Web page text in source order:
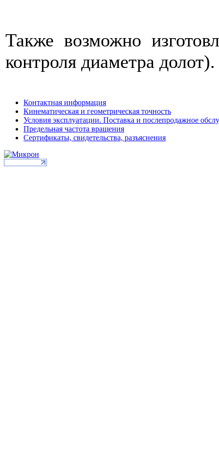
Также возможно
контроля диаметра долот).
Контактная информация
Кинематическая и геометрическая точность
Условия эксплуатации. Поставка и послепродажное
Предельная частота вращения
Сертификаты, свидетельства, разъяснения